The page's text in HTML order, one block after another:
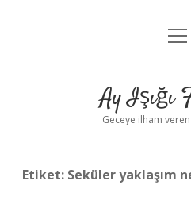
Yasal
Ay Işığı
Geceye ilham
Etiket: Seküler yaklaşım